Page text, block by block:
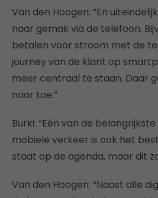
Van den Hoogen: “En
naar gemak via de telefoon.
betalen voor stroom met de
journey van de klant op
meer centraal te staan. Daar
naar toe.”
Burki: “Eén van de
mobiele verkeer is ook het
staat op de agenda, maar dit
Van den Hoogen: “Naast alle